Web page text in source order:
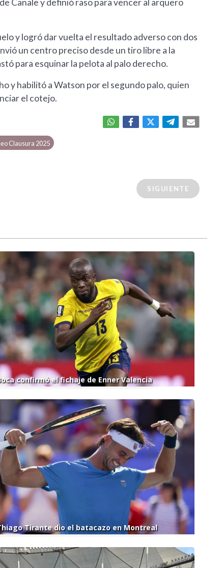
Canale y definió raso para vencer al arquero
y logró dar vuelta el resultado adverso con dos
un centro preciso desde un tiro libre a la
para esquinar la pelota al palo derecho.
y habilitó a Watson por el segundo palo, quien
el cotejo.
Clausura 2025
SIGUIENTE
confirmó el fichaje de Enner Valencia
Tirante dio el batacazo en Montreal